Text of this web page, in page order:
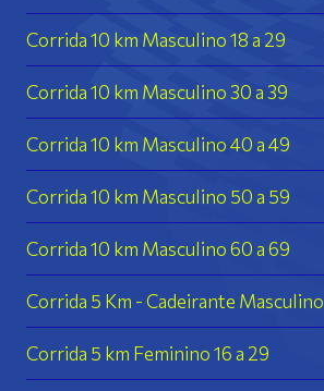
Corrida 10 km Masculino 18 a 29
Corrida 10 km Masculino 30 a 39
Corrida 10 km Masculino 40 a 49
Corrida 10 km Masculino 50 a 59
Corrida 10 km Masculino 60 a 69
Corrida 5 Km - Cadeirante Masculino
Corrida 5 km Feminino 16 a 29